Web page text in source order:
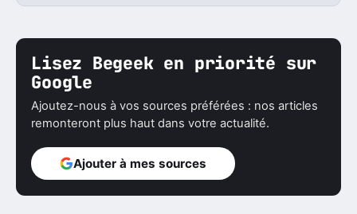
Lisez Begeek en priorité sur
Google
Ajoutez-nous à vos sources préférées : nos articles
remonteront plus haut dans votre actualité.
Ajouter à mes sources